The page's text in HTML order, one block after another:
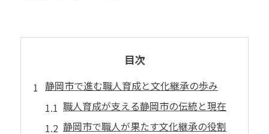
目次
静岡市で進む職人育成と文化継承の歩み
職人育成が支える静岡市の伝統と現在
静岡市で職人が果たす文化継承の役割